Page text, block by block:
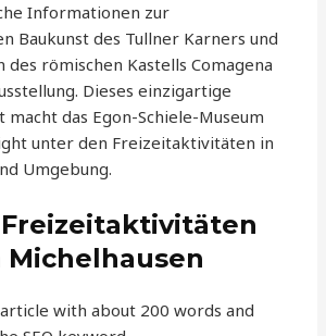
Informationen zur
Baukunst des Tullner Karners und
römischen Kastells Comagena
Dieses einzigartige
das Egon-Schiele-Museum
unter den Freizeitaktivitäten in
Umgebung.
with about 200 words and